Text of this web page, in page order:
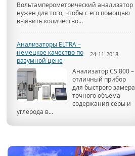
Вольтамперометрический анализатор
нужен для того, чтобы с его помощью
выявить количество...
Анализаторы ELTRA –
немецкое качество по
разумной цене
24-11-2018
Анализатор CS 800 –
отличный прибор
для быстрого замера
точного объема
содержания серы и
углерода в...